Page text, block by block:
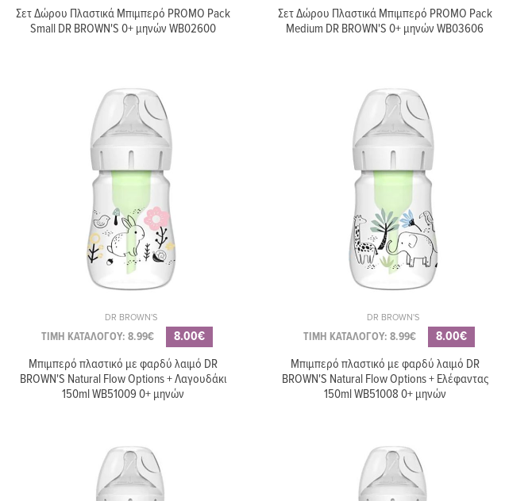
ΤΙΜΗ ΚΑΤΑΛΟΓΟΥ: 24.99€
22.49€
8.99€
Θηλές σιλικόνης NUVITA
αργής ροής 0m+ Flow 1 6061
NU-ALMB0010
6.99€
ΤΙΜΗ ΚΑΤΑΛΟΓΟΥ: 6.00€
5.40€
Θηλές σιλικόνης DR
BROWN'S για μπιμπερό με
στενό λαιμό, επίπεδο 3 (2
τεμ)
Σετ Δώρου Πλαστικά Μπιμπερό PROMO Pack
Small DR BROWN'S 0+ μηνών WB02600
Σετ Δώρου Πλαστικά Μπιμπερό PROMO Pack
Medium DR BROWN'S 0+ μηνών WB03606
DR BROWN'S
ΤΙΜΗ ΚΑΤΑΛΟΓΟΥ: 8.99€
8.00€
Μπιμπερό πλαστικό με φαρδύ λαιμό DR
BROWN'S Natural Flow Options + Λαγουδάκι
150ml WB51009 0+ μηνών
DR BROWN'S
ΤΙΜΗ ΚΑΤΑΛΟΓΟΥ: 8.99€
8.00€
Μπιμπερό πλαστικό με φαρδύ λαιμό DR
BROWN'S Natural Flow Options + Ελέφαντας
150ml WB51008 0+ μηνών